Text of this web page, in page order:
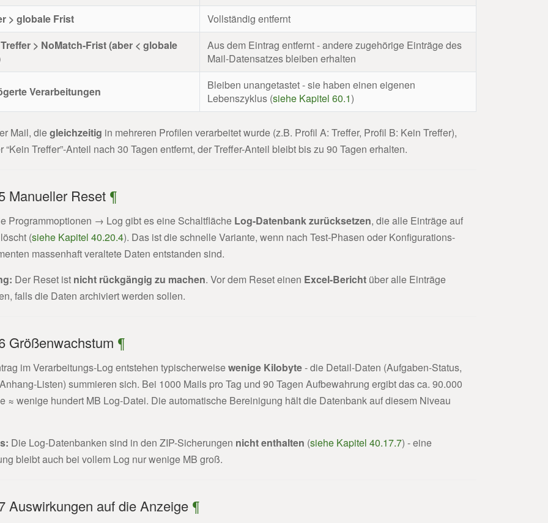
> globale Frist
Vollständig entfernt
> NoMatch-Frist (aber < globale
Aus dem Eintrag entfernt - andere zugehörige Einträge des
Mail-Datensatzes bleiben erhalten
Verarbeitungen
Bleiben unangetastet - sie haben einen eigenen
Lebenszyklus (siehe Kapitel 60.1)
Mail, diegleichzeitig in mehreren Profilen verarbeitet wurde (z.B. Profil A: Treffer, Profil B: Kein Treffer),
“Kein Treffer”-Anteil nach 30 Tagen entfernt, der Treffer-Anteil bleibt bis zu 90 Tagen erhalten.
Manueller Reset ¶
Programmoptionen → Log gibt es eine Schaltfläche Log-Datenbank zurücksetzen, die alle Einträge auf
(siehe Kapitel 40.20.4). Das ist die schnelle Variante, wenn nach Test-Phasen oder Konfigurations-
massenhaft veraltete Daten entstanden sind.
Der Reset ist nicht rückgängig zu machen. Vor dem Reset einen Excel-Bericht über alle Einträge
falls die Daten archiviert werden sollen.
Größenwachstum ¶
im Verarbeitungs-Log entstehen typischerweisewenige Kilobyte- die Detail-Daten (Aufgaben-Status,
Listen) summieren sich. Bei 1000 Mails pro Tag und 90 Tagen Aufbewahrung ergibt das ca. 90.000
≈ wenige hundert MB Log-Datei. Die automatische Bereinigung hält die Datenbank auf diesem Niveau
Die Log-Datenbanken sind in den ZIP-Sicherungen nicht enthalten (siehe Kapitel 40.17.7) - eine
bleibt auch bei vollem Log nur wenige MB groß.
Auswirkungen auf die Anzeige ¶